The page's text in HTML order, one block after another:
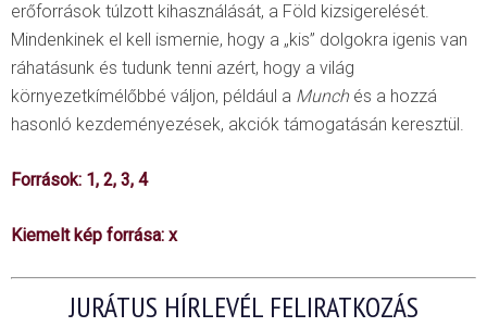
erőforrások túlzott kihasználását, a Föld kizsigerelését.
Mindenkinek el kell ismernie, hogy a „kis” dolgokra igenis van
ráhatásunk és tudunk tenni azért, hogy a világ
környezetkímélőbbé váljon, például a Munchés a hozzá
hasonló kezdeményezések, akciók támogatásán keresztül.
Források: 1, 2, 3, 4
Kiemelt kép forrása: x
JURÁTUS HÍRLEVÉL FELIRATKOZÁS